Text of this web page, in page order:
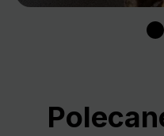
Pomiń galerię produktów